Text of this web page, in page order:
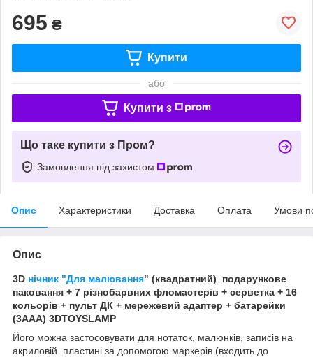
695 ₴
Купити
або
Купити з
Що таке купити з Пром?
Замовлення під захистом
Опис Характеристики Доставка Оплата Умови
Опис
3D нічник "Для малювання" (квадратний) подарункове
паковання + 7 різнобарвних фломастерів + серветка + 16
кольорів + пульт ДК + мережевий адаптер + батарейки
(3ААА) 3DTOYSLAMP
Його можна застосовувати для нотаток, малюнків, записів на
акриловій пластині за допомогою маркерів (входить до